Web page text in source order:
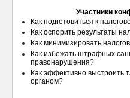
Участники
Как подготовиться к
Как оспорить результаты
Как минимизировать
Как избежать штрафных
правонарушения?
Как эффективно выстроить
органом?